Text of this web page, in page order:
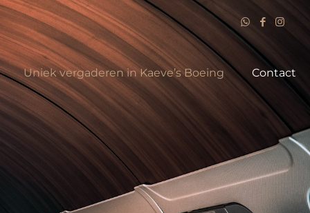
Uniek vergaderen in Kaeve’s Boeing Contact